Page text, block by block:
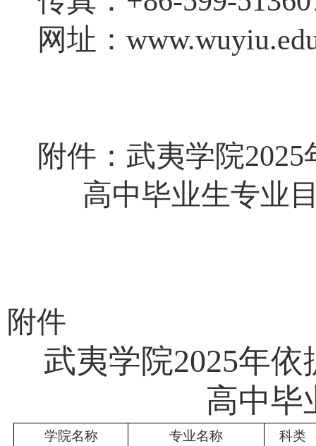
网址：
附件：武夷学院2025
高中毕业生专业
附件
武夷学院2025年
高中毕
学院名称 专业名称 科类